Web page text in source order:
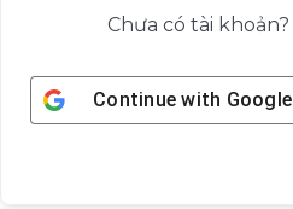
Chưa có tài khoản?
Continue with Google